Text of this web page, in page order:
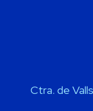
Ctra. de